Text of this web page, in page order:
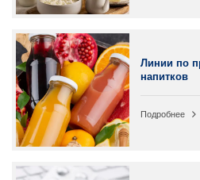
Линии по
напитков
Подробнее